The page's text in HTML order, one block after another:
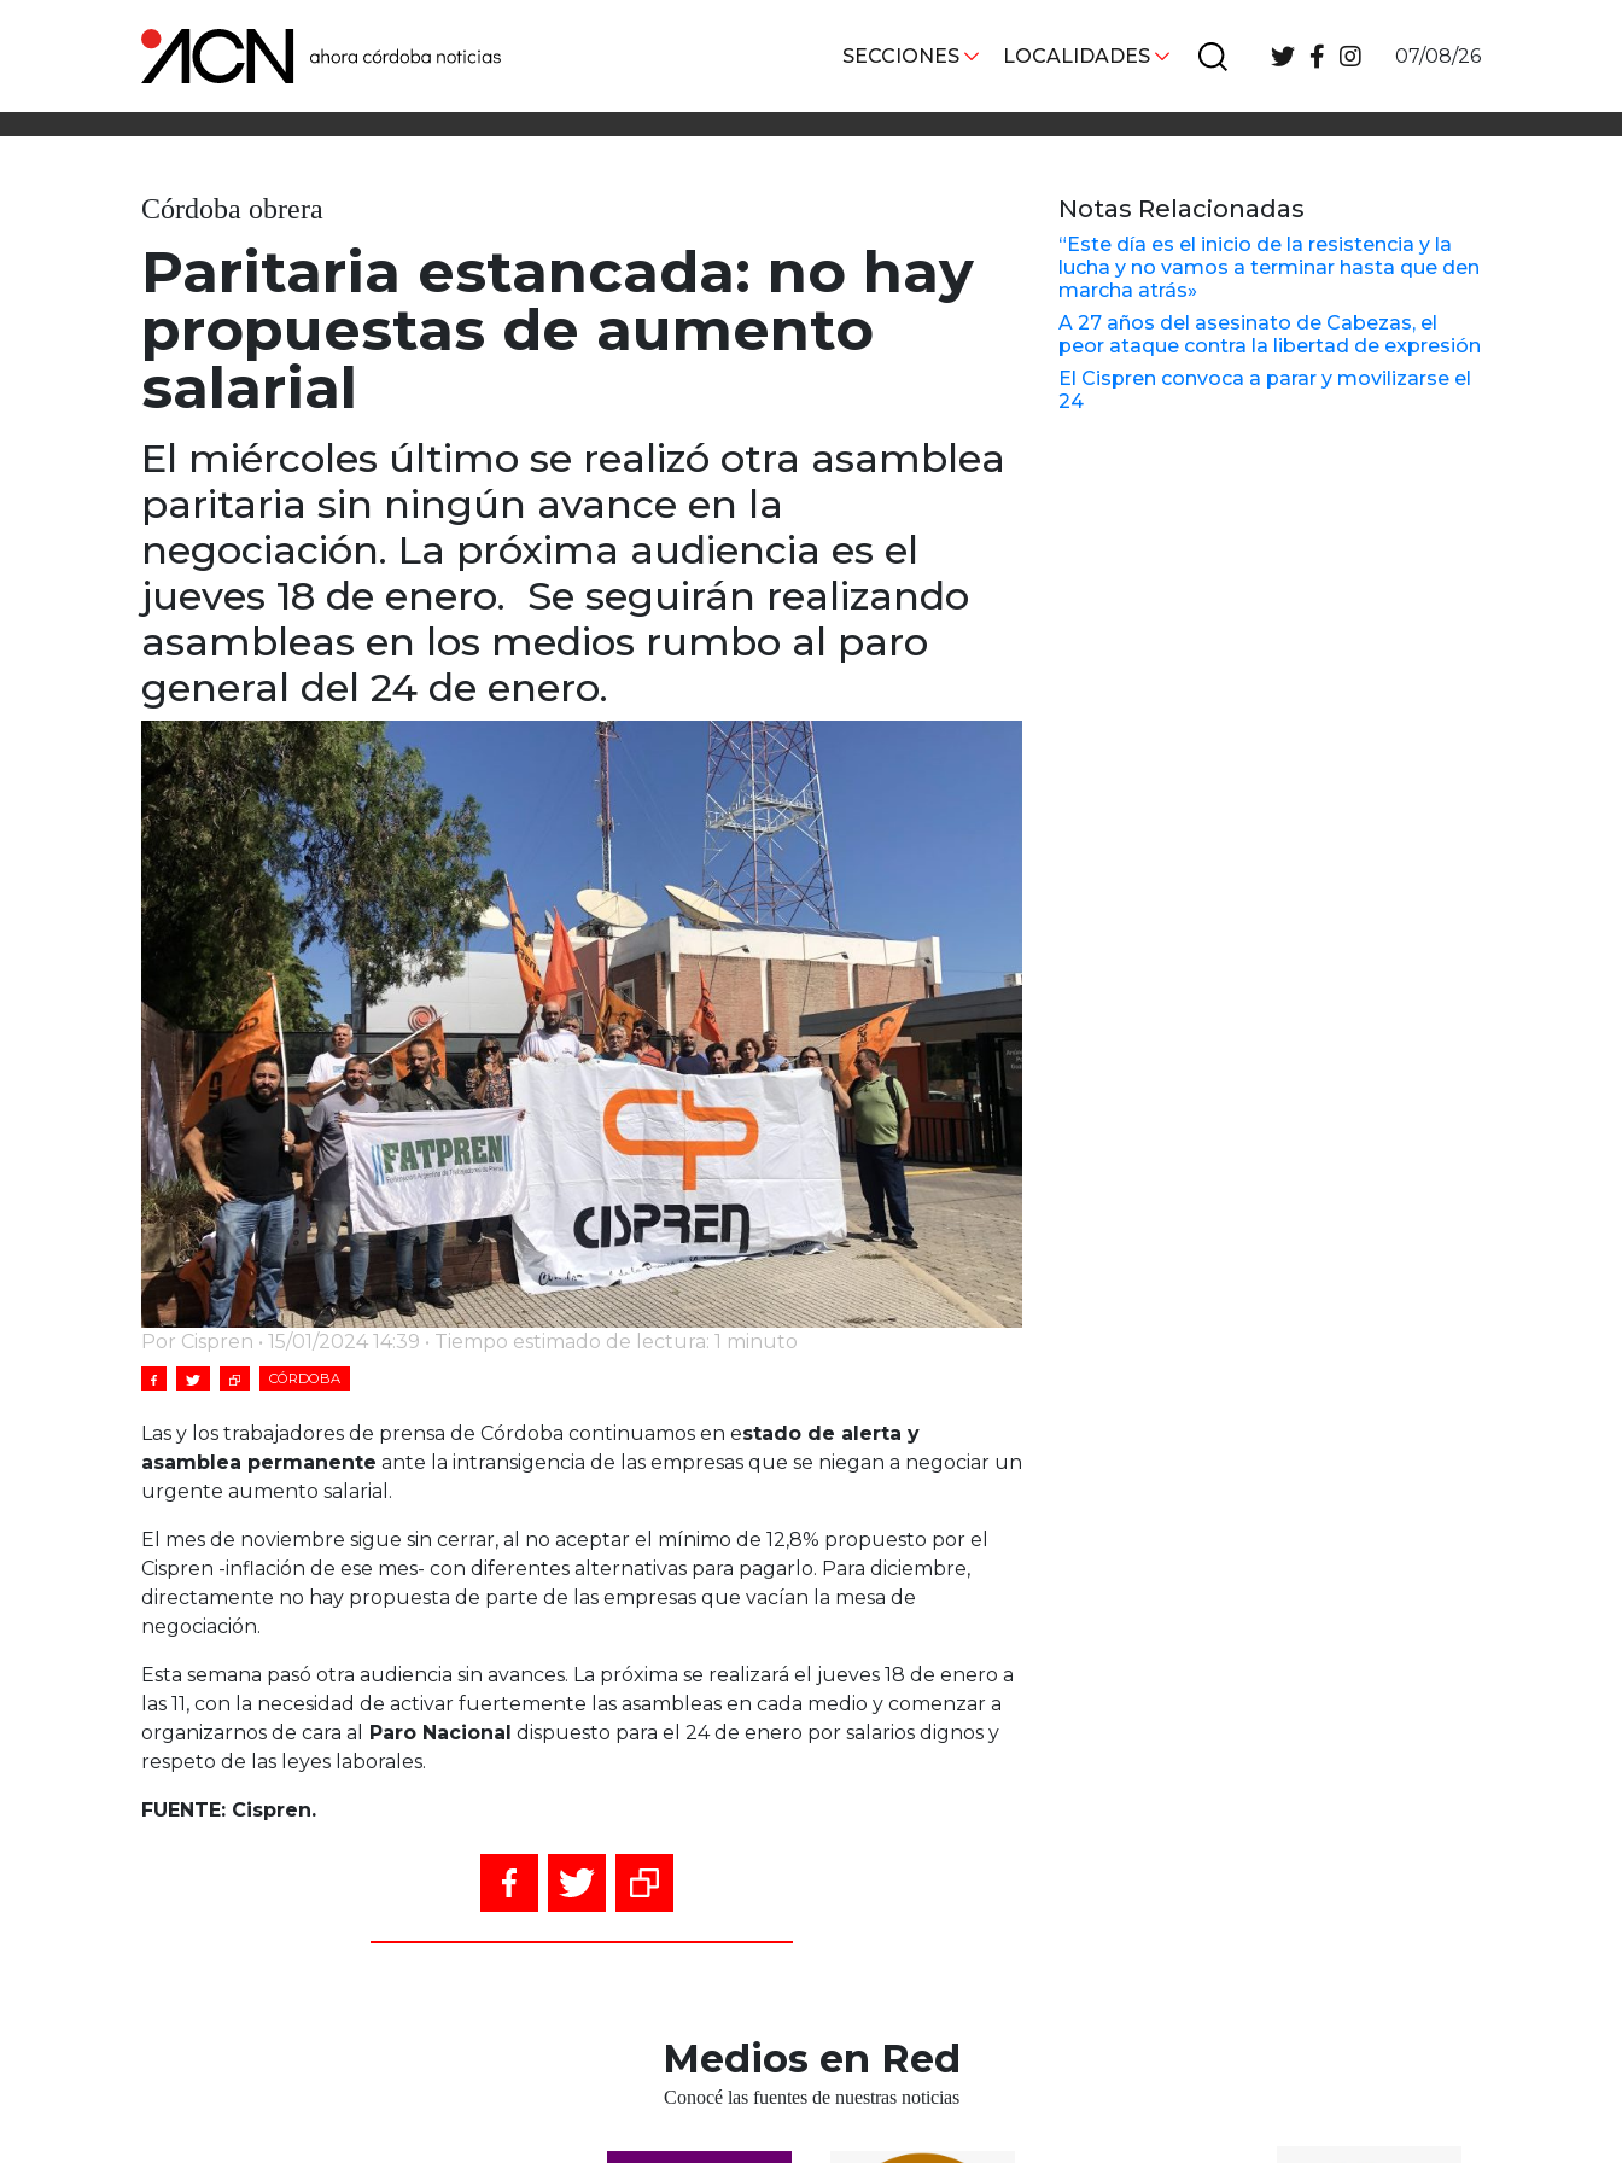
SECCIONES LOCALIDADES 07/08/26
Córdoba obrera
Paritaria estancada: no hay
propuestas de aumento
salarial
El miércoles último se realizó otra asamblea
paritaria sin ningún avance en la
negociación. La próxima audiencia es el
jueves 18 de enero. Se seguirán realizando
asambleas en los medios rumbo al paro
general del 24 de enero.
Por Cispren • 15/01/2024 14:39 • Tiempo estimado de lectura: 1 minuto
CÓRDOBA
Las y los trabajadores de prensa de Córdoba continuamos en estado de alerta y
asamblea permanente ante la intransigencia de las empresas que se niegan a negociar un
urgente aumento salarial.
El mes de noviembre sigue sin cerrar, al no aceptar el mínimo de 12,8% propuesto por el
Cispren -inflación de ese mes- con diferentes alternativas para pagarlo. Para diciembre,
directamente no hay propuesta de parte de las empresas que vacían la mesa de
negociación.
Esta semana pasó otra audiencia sin avances. La próxima se realizará el jueves 18 de enero a
las 11, con la necesidad de activar fuertemente las asambleas en cada medio y comenzar a
organizarnos de cara al
Paro Nacional dispuesto para el 24 de enero por salarios dignos y
respeto de las leyes laborales.
FUENTE: Cispren.
Notas Relacionadas
“Este día es el inicio de la resistencia y la
lucha y no vamos a terminar hasta que den
marcha atrás»
A 27 años del asesinato de Cabezas, el
peor ataque contra la libertad de expresión
El Cispren convoca a parar y movilizarse el
24
Medios en Red
Conocé las fuentes de nuestras noticias